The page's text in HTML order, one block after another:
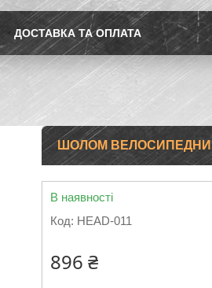
ДОСТАВКА ТА ОПЛАТА
ШОЛОМ ВЕЛОСИПЕДНИЙ
В наявності
Код: HEAD-011
896 ₴